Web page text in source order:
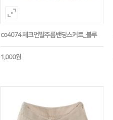
co4074 체크언발주름밴딩스커트_블루
1,000원